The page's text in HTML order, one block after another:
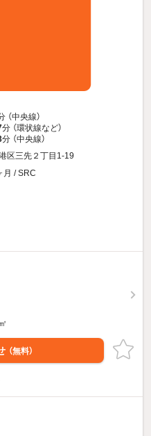
（中央線）
分 （環状線など）
分 （中央線）
区三先２丁目1-19
月 / SRC
（無料）